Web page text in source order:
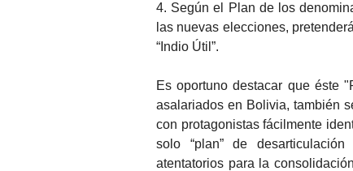
4. Según el Plan de los
las nuevas elecciones,
“Indio Útil”.
Es oportuno destacar que éste
asalariados en Bolivia, también
con protagonistas fácilmente
solo “plan” de
atentatorios para la